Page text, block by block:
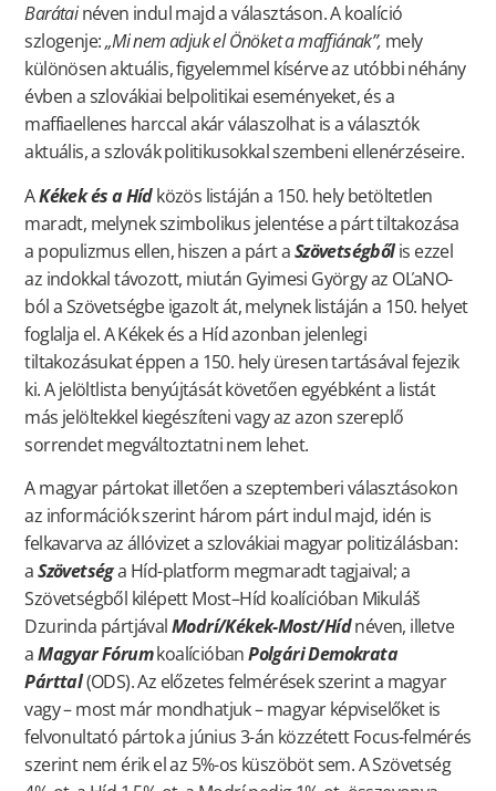
Barátainéven indul majd a választáson. A koalíció
szlogenje:„Mi nem adjuk el Önöket a maffiának”, mely
különösen aktuális, figyelemmel kísérve az utóbbi néhány
évben a szlovákiai belpolitikai eseményeket, és a
maffiaellenes harccal akár válaszolhat is a választók
aktuális, a szlovák politikusokkal szembeni ellenérzéseire.
AKékek és a Hídközös listáján a 150. hely betöltetlen
maradt, melynek szimbolikus jelentése a párt tiltakozása
a populizmus ellen, hiszen a párt aSzövetségbőlis ezzel
az indokkal távozott, miután Gyimesi György az OĽaNO-
ból a Szövetségbe igazolt át, melynek listáján a 150. helyet
foglalja el. A Kékek és a Híd azonban jelenlegi
tiltakozásukat éppen a 150. hely üresen tartásával fejezik
ki. A jelöltlista benyújtását követően egyébként a listát
más jelöltekkel kiegészíteni vagy az azon szereplő
sorrendet megváltoztatni nem lehet.
A magyar pártokat illetően a szeptemberi választásokon
az információk szerint három párt indul majd, idén is
felkavarva az állóvizet a szlovákiai magyar politizálásban:
aSzövetséga Híd-platform megmaradt tagjaival; a
Szövetségből kilépett Most–Híd koalícióban Mikuláš
Dzurinda pártjávalModrí/Kékek-Most/Hídnéven, illetve
aMagyar FórumkoalícióbanPolgári Demokrata
Párttal(ODS). Az előzetes felmérések szerint a magyar
vagy – most már mondhatjuk – magyar képviselőket is
felvonultató pártok a június 3-án közzétett Focus-felmérés
szerint nem érik el az 5%-os küszöböt sem. A Szövetség